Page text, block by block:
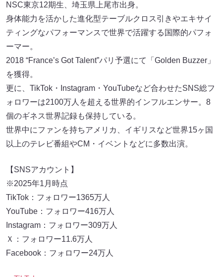
NSC東京12期生、埼玉県上尾市出身。
身体能力を活かした進化型テーブルクロス引きやエキサイ
ティングなパフォーマンスで世界で活躍する国際的パフォ
ーマー。
2018 “France’s Got Talent”パリ予選にて「Golden Buzzer」
を獲得。
更に、TikTok・Instagram・YouTubeなど合わせたSNS総フ
ォロワーは2100万人を超える世界的インフルエンサー。8
個のギネス世界記録も保持している。
世界中にファンを持ちアメリカ、イギリスなど世界15ヶ国
以上のテレビ番組やCM・イベントなどに多数出演。
【SNSアカウント】
※2025年1月時点
TikTok：フォロワー1365万人
YouTube：フォロワー416万人
Instagram：フォロワー309万人
Ｘ：フォロワー11.6万人
Facebook：フォロワー24万人